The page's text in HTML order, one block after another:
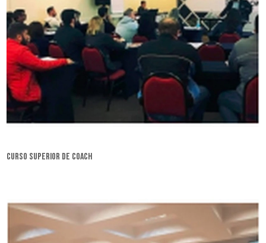
curso superior de coach